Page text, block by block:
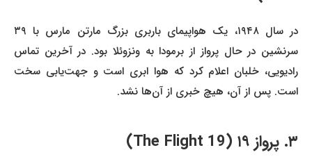
در سال ۱۹۴۸، یک هواپیمای باربری بزرگ مارتن مارس با ۳۹
سرنشین در حال پرواز از برمودا به ونزوئلا بود. در آخرین تماس
رادیویی، خلبان اعلام کرد که هوا ابری است و جهت‌یابی سخت
است. پس از آن، هیچ خبری از آن‌ها نشد.